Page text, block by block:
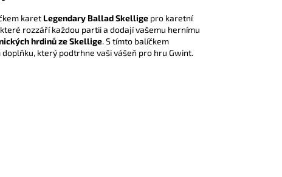
karet Legendary Ballad Skellige pro karetní
které rozzáří každou partii a dodají vašemu hernímu
hrdinů ze Skellige. S tímto balíčkem
který podtrhne vaši vášeň pro hru Gwint.